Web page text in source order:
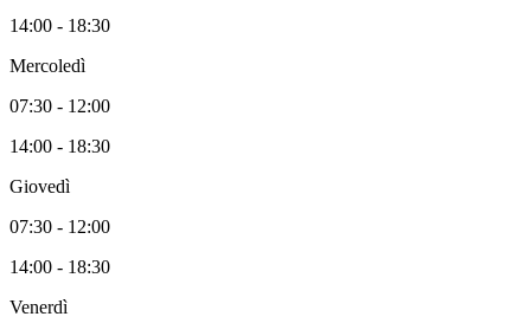
14:00 - 18:30
Mercoledì
07:30 - 12:00
14:00 - 18:30
Giovedì
07:30 - 12:00
14:00 - 18:30
Venerdì